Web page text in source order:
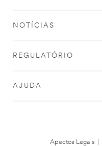
NOTÍCIAS
REGULATÓRIO
AJUDA
Apectos Legais